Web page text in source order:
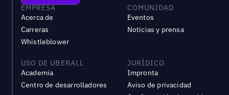
EMPRESA
Acerca de
Carreras
Whistleblower
COMUNIDAD
Eventos
Noticias y prensa
USO DE UBERALL
Academia
Centro de desarrolladores
JURÍDICO
Impronta
Aviso de privacidad